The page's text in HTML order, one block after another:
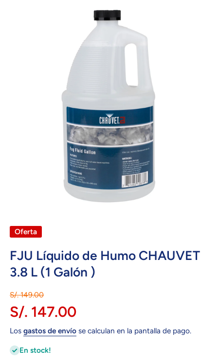
Ir directamente a la información del producto
Oferta
FJU Líquido de Humo CHAUVET
3.8 L (1 Galón )
S/. 149.00
S/. 147.00
Los gastos de envío se calculan en la pantalla de pago.
En stock!